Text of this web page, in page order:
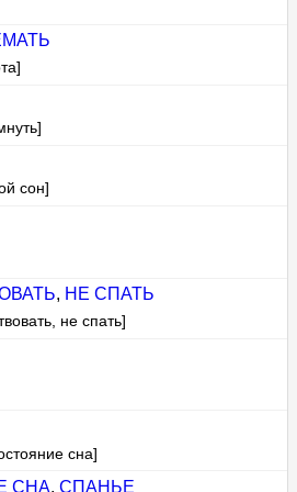
сон]
, НЕ СПАТЬ
не спать]
сна]
СНА, СПАНЬЕ